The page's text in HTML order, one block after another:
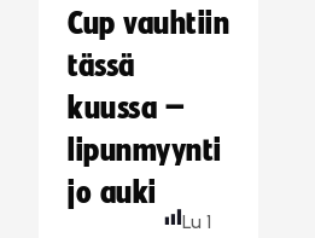
Cup vauhtiin
tässä
kuussa –
lipunmyynti
jo auki
Lu 1